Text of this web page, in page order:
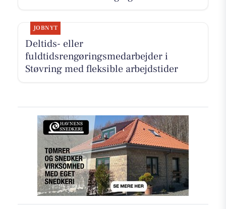
JOBNYT
Deltids- eller
fuldtidsrengøringsmedarbejder i
Støvring med fleksible arbejdstider